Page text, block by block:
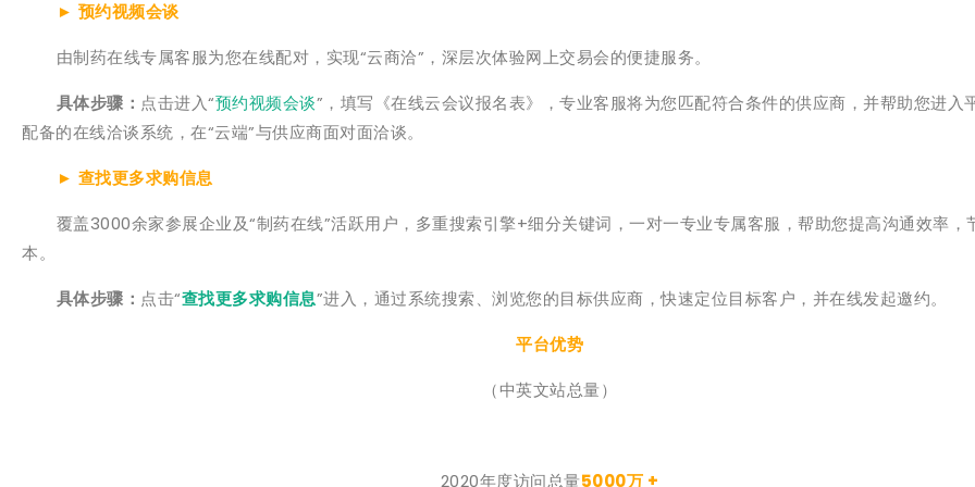
► 预约视频会谈
由制药在线专属客服为您在线配对，实现“云商洽”，深层次体验网上交易会的便捷服务。
具体步骤： 点击进入“预约视频会谈”，填写《在线云会议报名表》，专业客服将为您匹配符合条件的供应商，并帮助您进入
配备的在线洽谈系统，在“云端”与供应商面对面洽谈。
► 查找更多求购信息
覆盖3000余家参展企业及“制药在线”活跃用户，多重搜索引擎+细分关键词，一对一专业专属客服，帮助您提高沟通效率，
本。
具体步骤： 点击“查找更多求购信息”进入，通过系统搜索、浏览您的目标供应商，快速定位目标客户，并在线发起邀约。
平台优势
（中英文站总量）
2020年度访问总量5000万 +